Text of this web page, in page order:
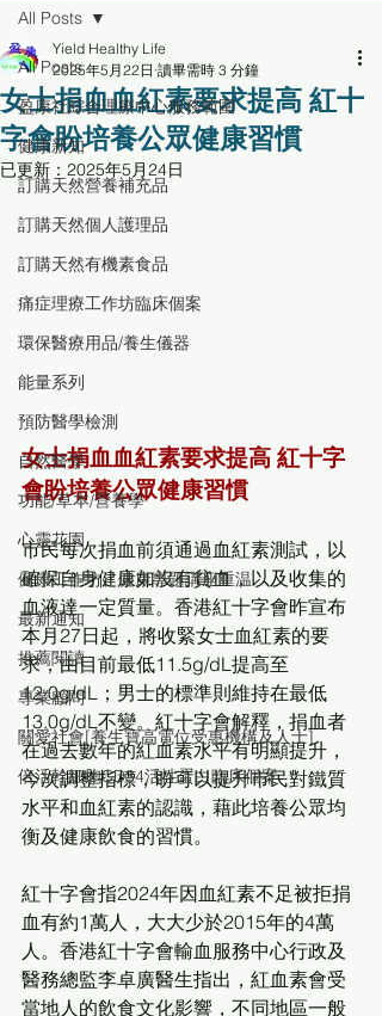
All Posts
盈康社綜合理療中心服務範圍
健康新知
訂購天然營養補充品
訂購天然個人護理品
訂購天然有機素食品
痛症理療工作坊臨床個案
環保醫療用品/養生儀器
能量系列
預防醫學檢測
自然醫學
功能/草本/營養學
心靈花園
健康工作坊、健康專題講座重温
最新通知
推薦閱讀
專業顧問
關愛社會[養生寶高電位受惠機構及人士]
倍活幹細胞CD34活性蛋白臨床個案
All Posts
女士捐血血紅素要求提高 紅十
字會盼培養公眾健康習慣
Yield Healthy Life
2025年5月22日 讀畢需時 3 分鐘
已更新： 2025年5月24日
女士捐血血紅素要求提高 紅十字
會盼培養公眾健康習慣
市民每次捐血前須通過血紅素測試，以
確保自身健康如沒有貧血，以及收集的
血液達一定質量。香港紅十字會昨宣布
本月27日起，將收緊女士血紅素的要
求，由目前最低11.5g/dL提高至
12.0g/dL；男士的標準則維持在最低
13.0g/dL不變。紅十字會解釋，捐血者
在過去數年的紅血素水平有明顯提升，
今次調整指標，盼可以提升市民對鐵質
水平和血紅素的認識，藉此培養公眾均
衡及健康飲食的習慣。
紅十字會指2024年因血紅素不足被拒捐
血有約1萬人，大大少於2015年的4萬
人。香港紅十字會輸血服務中心行政及
醫務總監李卓廣醫生指出，紅血素會受
當地人的飲食文化影響，不同地區一般